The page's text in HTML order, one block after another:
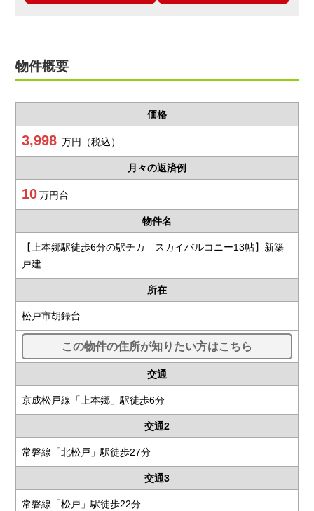
物件概要
価格
3,998 万円（税込）
月々の返済例
10 万円台
物件名
【上本郷駅徒歩6分の駅チカ スカイバルコニー13帖】新築
戸建
所在
松戸市胡録台
この物件の住所が知りたい方はこちら
交通
京成松戸線「上本郷」駅徒歩6分
交通2
常磐線「北松戸」駅徒歩27分
交通3
常磐線「松戸」駅徒歩22分